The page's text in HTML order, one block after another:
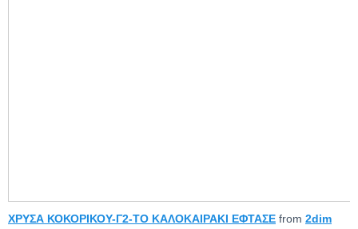
ΧΡΥΣΑ ΚΟΚΟΡΙΚΟΥ-Γ2-ΤΟ ΚΑΛΟΚΑΙΡΑΚΙ ΕΦΤΑΣΕ from 2dim